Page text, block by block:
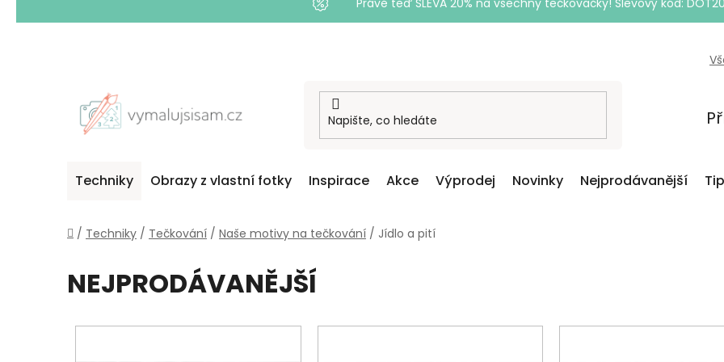
Právě teď SLEVA 20% na všechny tečkovačky! Slevový kód: DOT20
Techniky Obrazy z vlastní fotky Inspirace Akce Výprodej Novinky Nejprodávanější
Domů
/ Techniky / Tečkování / Naše motivy na tečkování / Jídlo a pití
NEJPRODÁVANĚJŠÍ